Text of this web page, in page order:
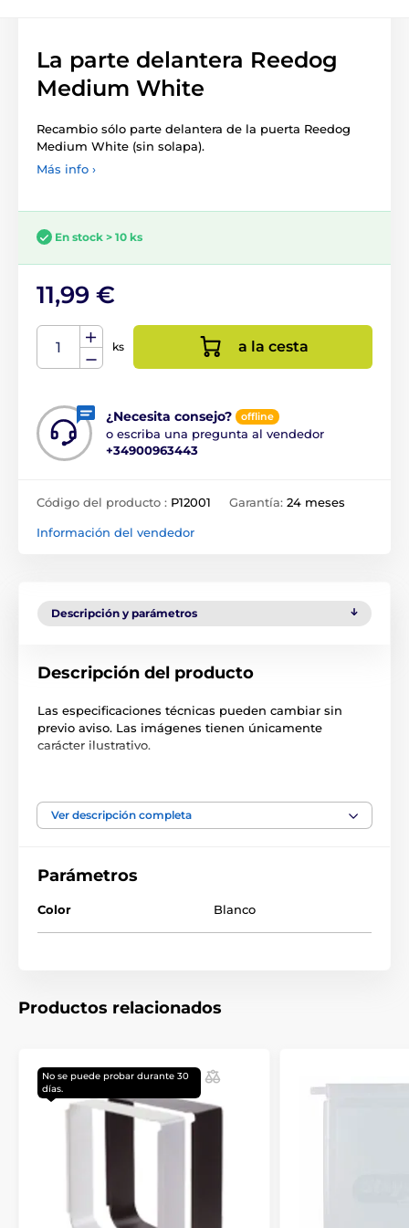
La parte delantera Reedog
Medium White
Recambio sólo parte delantera de la puerta Reedog
Medium White (sin solapa).
Más info ›
En stock > 10 ks
11,99 €
ks a la cesta
¿Necesita consejo? offline
o escriba una pregunta al vendedor
+34900963443
Código del producto : P12001 Garantía: 24 meses
Información del vendedor
Descripción y parámetros
Descripción del producto
Las especificaciones técnicas pueden cambiar sin
previo aviso. Las imágenes tienen únicamente
carácter ilustrativo.
El producto aparece en las categorías
Ver descripción completa
Parámetros
Color Blanco
Productos relacionados
No se puede probar durante 30
días.